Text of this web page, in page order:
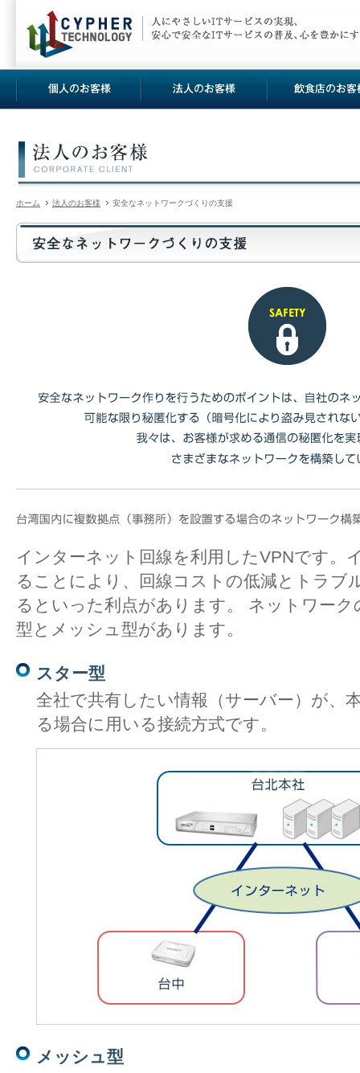
ホーム 法人のお客様 安全なネットワークづくりの支援
インターネット回線を利用したVPNです。
ることにより、回線コストの低減とトラブ
るといった利点があります。 ネットワー
型とメッシュ型があります。
スター型
全社で共有したい情報（サーバー）が、
る場合に用いる接続方式です。
メッシュ型